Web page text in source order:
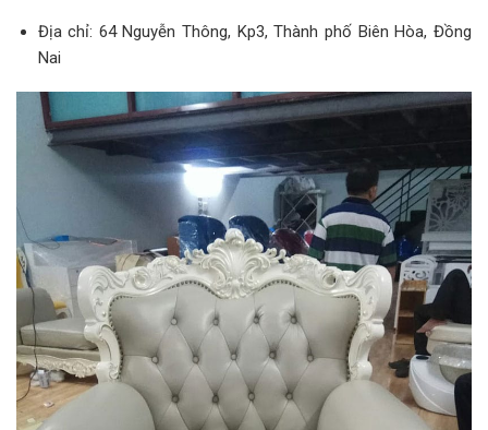
Địa chỉ: 64 Nguyễn Thông, Kp3, Thành phố Biên Hòa, Đồng
Nai